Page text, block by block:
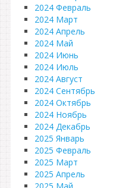
2024 Февраль
2024 Март
2024 Апрель
2024 Май
2024 Июнь
2024 Июль
2024 Август
2024 Сентябрь
2024 Октябрь
2024 Ноябрь
2024 Декабрь
2025 Январь
2025 Февраль
2025 Март
2025 Апрель